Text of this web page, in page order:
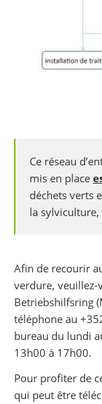
Ce réseau
mis en place
déchets verts
la
Afin de recourir
verdure, veuillez-
Betriebshilfsring
téléphone au
bureau du lundi
13h00 à 17h00.
Pour profiter de
qui peut être